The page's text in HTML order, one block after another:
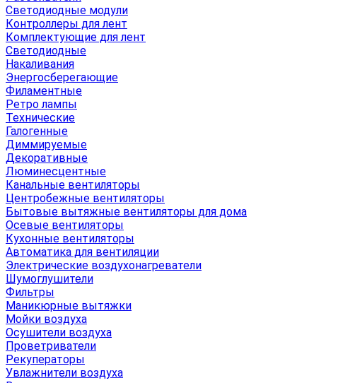
Светодиодные модули
Контроллеры для лент
Комплектующие для лент
Светодиодные
Накаливания
Энергосберегающие
Филаментные
Ретро лампы
Технические
Галогенные
Диммируемые
Декоративные
Люминесцентные
Канальные вентиляторы
Центробежные вентиляторы
Бытовые вытяжные вентиляторы для дома
Осевые вентиляторы
Кухонные вентиляторы
Автоматика для вентиляции
Электрические воздухонагреватели
Шумоглушители
Фильтры
Маникюрные вытяжки
Мойки воздуха
Осушители воздуха
Проветриватели
Рекуператоры
Увлажнители воздуха